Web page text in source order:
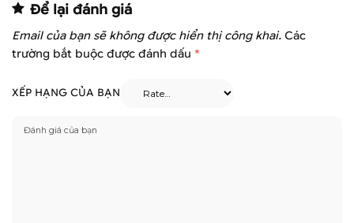
Để lại đánh giá
Email của bạn sẽ không được hiển thị công khai. Các
trường bắt buộc được đánh dấu *
XẾP HẠNG CỦA BẠN